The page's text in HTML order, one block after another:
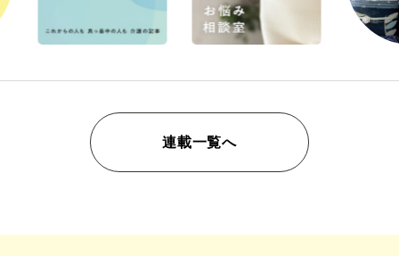
連載一覧へ